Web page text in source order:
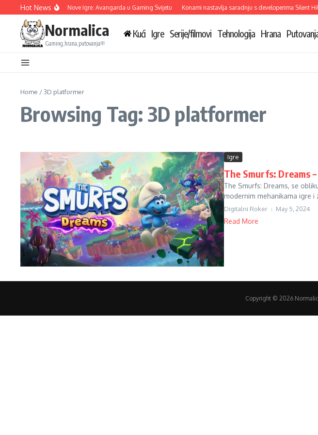
Skip to content
Hot News
Ubisoft Otkriva Tri Nove Igre: Avangarda u Gaming Svijetu Konami nastavlja saradnju s developerima Silent
Normalica
Gaming,hrana,putovanja!!!
Kući Igre Serije/filmovi Tehnologija Hrana
Home / 3D platformer
Browsing Tag: 3D platformer
Igre
The Smurfs: Dreams
The Smurfs: Dreams, se
modernim mehanikama igre i
Digitalni Roker May 5, 2024
Read More
Copyright © 2026